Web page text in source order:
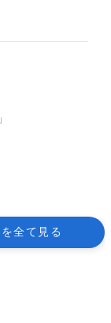
を全て見る
）」